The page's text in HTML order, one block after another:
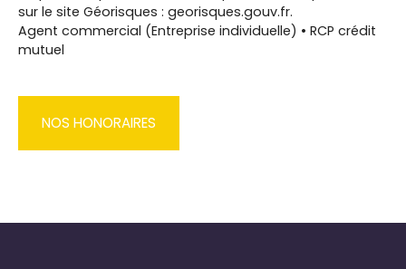
sur le site Géorisques : georisques.gouv.fr.
Agent commercial (Entreprise individuelle) • RCP crédit
mutuel
NOS HONORAIRES